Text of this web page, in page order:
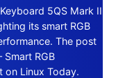
5QS Mark II
its smart RGB
The post
Smart RGB
on Linux Today.